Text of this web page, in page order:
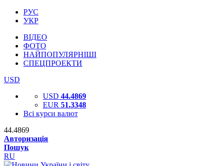
РУС
УКР
ВІДЕО
ФОТО
НАЙПОПУЛЯРНІШІ
СПЕЦПРОЕКТИ
USD
USD 44.4869
EUR 51.3348
Всі курси валют
44.4869
Авторизація
Пошук
RU